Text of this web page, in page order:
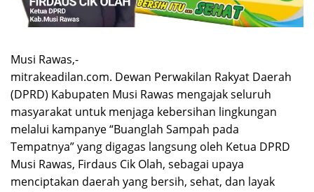
Musi Rawas,-
mitrakeadilan.com. Dewan Perwakilan Rakyat Daerah
(DPRD) Kabupaten Musi Rawas mengajak seluruh
masyarakat untuk menjaga kebersihan lingkungan
melalui kampanye “Buanglah Sampah pada
Tempatnya” yang digagas langsung oleh Ketua DPRD
Musi Rawas, Firdaus Cik Olah, sebagai upaya
menciptakan daerah yang bersih, sehat, dan layak